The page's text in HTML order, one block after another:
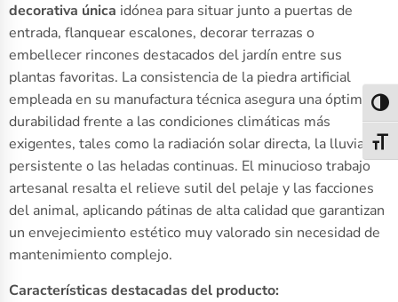
decorativa única idónea para situar junto a puertas de
entrada, flanquear escalones, decorar terrazas o
embellecer rincones destacados del jardín entre sus
plantas favoritas. La consistencia de la piedra artificial
empleada en su manufactura técnica asegura una óptima
durabilidad frente a las condiciones climáticas más
exigentes, tales como la radiación solar directa, la lluvia
persistente o las heladas continuas. El minucioso trabajo
artesanal resalta el relieve sutil del pelaje y las facciones
del animal, aplicando pátinas de alta calidad que garantizan
un envejecimiento estético muy valorado sin necesidad de
mantenimiento complejo.
Características destacadas del producto: